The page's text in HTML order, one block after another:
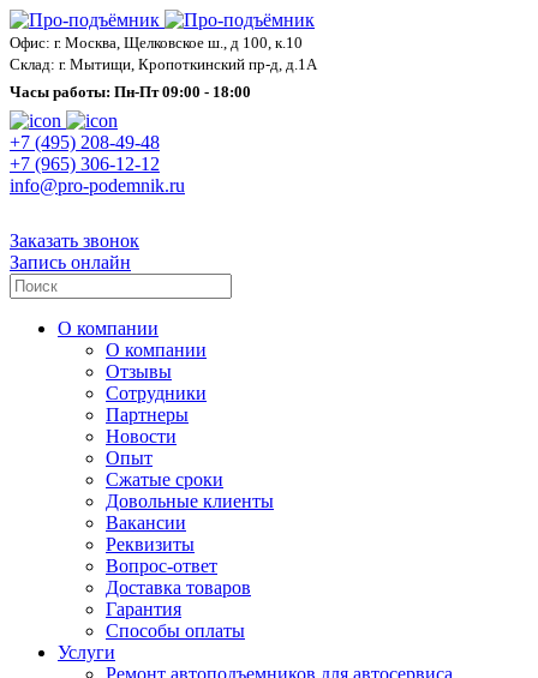
Офис: г. Москва, Щелковское ш., д 100, к.10
Склад: г. Мытищи, Кропоткинский пр-д, д.1А
Часы работы: Пн-Пт 09:00 - 18:00
+7 (495) 208-49-48
+7 (965) 306-12-12
info@pro-podemnik.ru
Заказать звонок
Запись онлайн
О компании
О компании
Отзывы
Сотрудники
Партнеры
Новости
Опыт
Сжатые сроки
Довольные клиенты
Вакансии
Реквизиты
Вопрос-ответ
Доставка товаров
Гарантия
Способы оплаты
Услуги
Ремонт автоподъемников для автосервиса